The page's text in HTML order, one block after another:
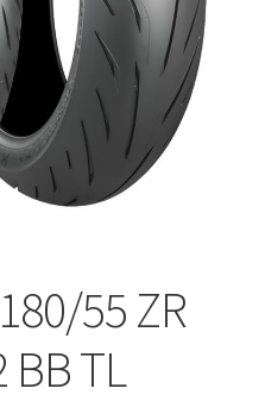
child
55 ZR
BB TL